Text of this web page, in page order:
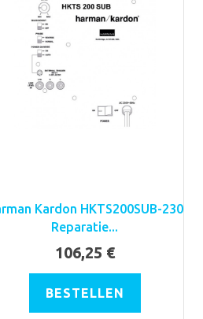
Kardon HKTS200SUB-230
Reparatie...
106,25 €
BESTELLEN